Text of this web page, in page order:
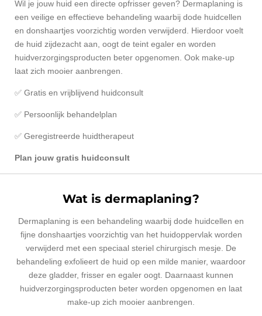
Wil je jouw huid een directe opfrisser geven? Dermaplaning is
een veilige en effectieve behandeling waarbij dode huidcellen
en donshaartjes voorzichtig worden verwijderd. Hierdoor voelt
de huid zijdezacht aan, oogt de teint egaler en worden
huidverzorgingsproducten beter opgenomen. Ook make-up
laat zich mooier aanbrengen.
✅ Gratis en vrijblijvend huidconsult
✅ Persoonlijk behandelplan
✅ Geregistreerde huidtherapeut
Plan jouw gratis huidconsult
Wat is dermaplaning?
Dermaplaning is een behandeling waarbij dode huidcellen en
fijne donshaartjes voorzichtig van het huidoppervlak worden
verwijderd met een speciaal steriel chirurgisch mesje. De
behandeling exfolieert de huid op een milde manier, waardoor
deze gladder, frisser en egaler oogt. Daarnaast kunnen
huidverzorgingsproducten beter worden opgenomen en laat
make-up zich mooier aanbrengen.